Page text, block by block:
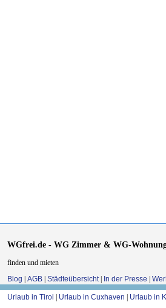
WGfrei.de - WG Zimmer & WG-
finden und mieten
Blog | AGB | Städteübersicht | In der Presse |
Urlaub in Tirol | Urlaub in Cuxhaven | Urlaub in